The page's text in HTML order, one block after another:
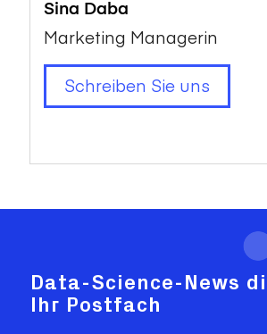
Sina Daba
Marketing Managerin
Schreiben Sie uns
Data-Science-News
Ihr Postfach